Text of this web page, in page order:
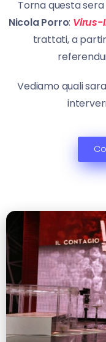
Torna questa sera
Nicola Porro: Virus-
trattati, a
Vediamo quali